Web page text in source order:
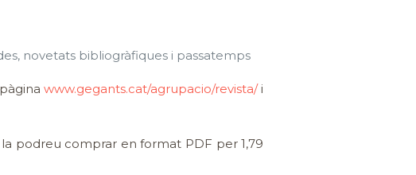
novetats bibliogràfiques i passatemps
www.gegants.cat/agrupacio/revista/i
la podreu comprar en format PDF per 1,79